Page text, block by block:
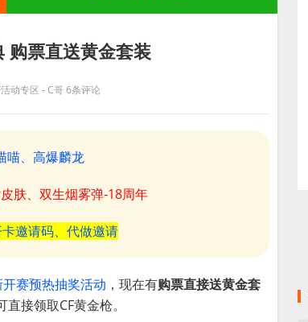
购票直送黄金套装
动专区 - C哥6条评论
喵、高爆麟龙
肤、双生烟雾弹-18周年
邀请码、代做邀请
开赛预热抽奖活动 ，现在有购票直接送黄金套
接领取CF黄金枪。